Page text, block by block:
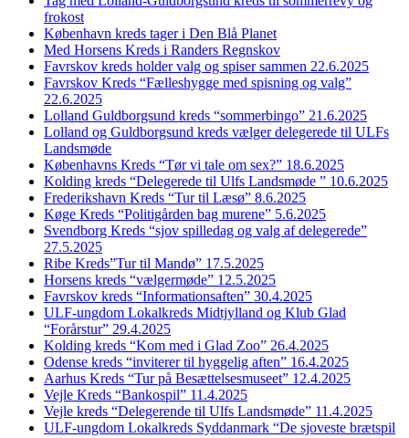
frokost
København kreds tager i Den Blå Planet
Med Horsens Kreds i Randers Regnskov
Favrskov kreds holder valg og spiser sammen 22.6.2025
Favrskov Kreds “Fælleshygge med spisning og valg”
22.6.2025
Lolland Guldborgsund kreds “sommerbingo” 21.6.2025
Lolland og Guldborgsund kreds vælger delegerede til ULFs
Landsmøde
Københavns Kreds “Tør vi tale om sex?” 18.6.2025
Kolding kreds “Delegerede til Ulfs Landsmøde ” 10.6.2025
Frederikshavn Kreds “Tur til Læsø” 8.6.2025
Køge Kreds “Politigården bag murene” 5.6.2025
Svendborg Kreds “sjov spilledag og valg af delegerede”
27.5.2025
Ribe Kreds”Tur til Mandø” 17.5.2025
Horsens kreds “vælgermøde” 12.5.2025
Favrskov kreds “Informationsaften” 30.4.2025
ULF-ungdom Lokalkreds Midtjylland og Klub Glad
“Forårstur” 29.4.2025
Kolding kreds “Kom med i Glad Zoo” 26.4.2025
Odense kreds “inviterer til hyggelig aften” 16.4.2025
Aarhus Kreds “Tur på Besættelsesmuseet” 12.4.2025
Vejle Kreds “Bankospil” 11.4.2025
Vejle kreds “Delegerende til Ulfs Landsmøde” 11.4.2025
ULF-ungdom Lokalkreds Syddanmark “De sjoveste brætspil